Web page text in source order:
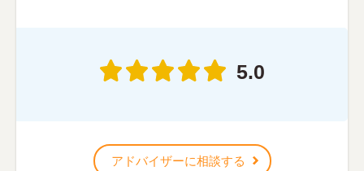
5.0
アドバイザーに相談する